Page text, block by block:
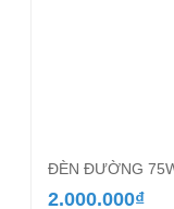
ĐÈN ĐƯỜNG
2.000.000₫